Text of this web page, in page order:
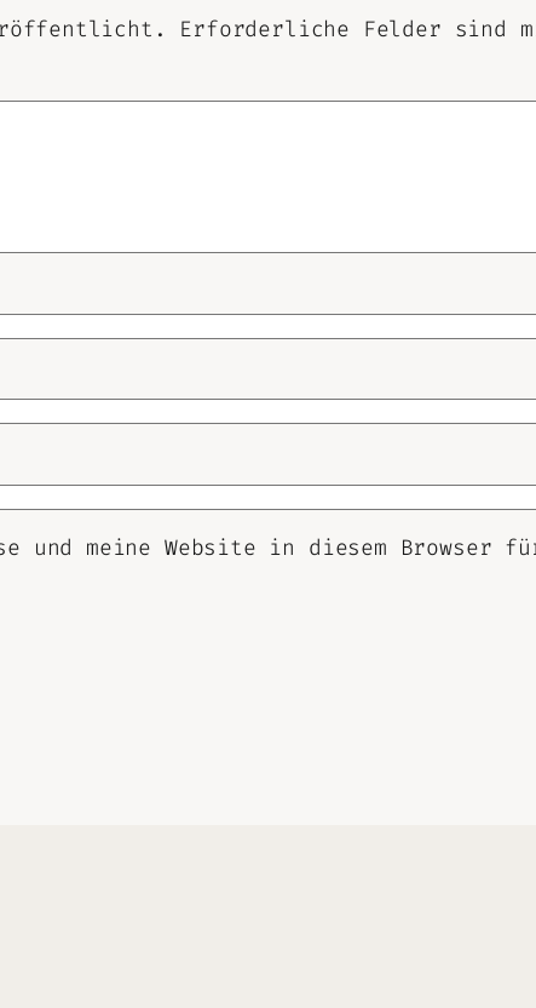
Erforderliche Felder sind
und meine Website in diesem Browser